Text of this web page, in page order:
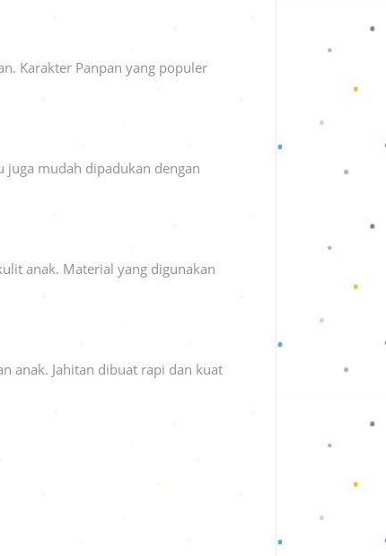
Karakter Panpan yang populer
juga mudah dipadukan dengan
anak. Material yang digunakan
anak. Jahitan dibuat rapi dan kuat